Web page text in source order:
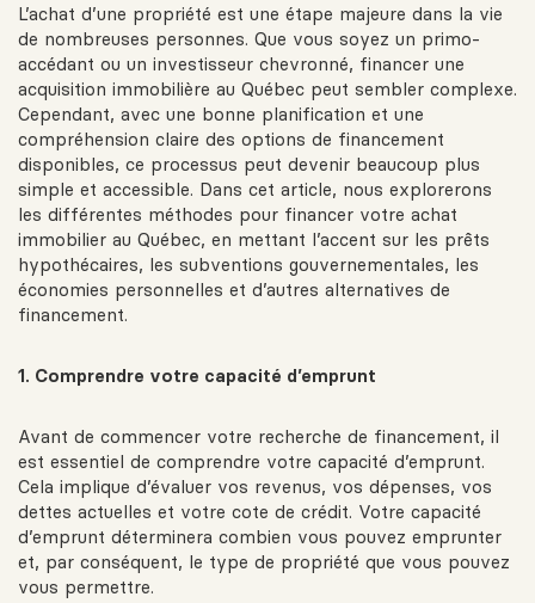
L’achat d’une propriété est une étape majeure dans la vie
de nombreuses personnes. Que vous soyez un primo-
accédant ou un investisseur chevronné, financer une
acquisition immobilière au Québec peut sembler complexe.
Cependant, avec une bonne planification et une
compréhension claire des options de financement
disponibles, ce processus peut devenir beaucoup plus
simple et accessible. Dans cet article, nous explorerons
les différentes méthodes pour financer votre achat
immobilier au Québec, en mettant l’accent sur les prêts
hypothécaires, les subventions gouvernementales, les
économies personnelles et d’autres alternatives de
financement.
1. Comprendre votre capacité d’emprunt
Avant de commencer votre recherche de financement, il
est essentiel de comprendre votre capacité d’emprunt.
Cela implique d’évaluer vos revenus, vos dépenses, vos
dettes actuelles et votre cote de crédit. Votre capacité
d’emprunt déterminera combien vous pouvez emprunter
et, par conséquent, le type de propriété que vous pouvez
vous permettre.